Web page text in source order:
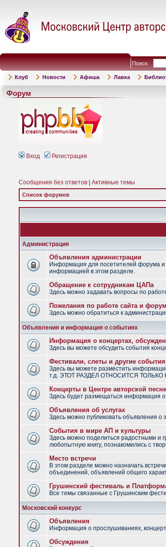
Поиск:
Клуб Новости Афиша Лавка
Форум
Вход Регистрация
Сообщения без ответов Активные темы
Список форумов
Администрация
Объявления администрации
Информация для посетителей форума и
информацией в этом разделе.
Обращение к сотрудникам ЦАПа
Здесь можно задавать вопросы по
Пожелания по работе сайта и
Здесь можно обратиться к
Объявления и информация о событиях
Информация о концертах,
Здесь вы можете обсудить события
Фестивали, слеты и другие
Здесь вы можете разместить
т.д. ЭТОТ РАЗДЕЛ ОТНОСИТСЯ ТОЛЬКО
Концерты в Центре авторской
Здесь будет размещаться информация
Объявления об услугах
Здесь можно публиковать объявления о
События в мире АП и культуры
Здесь можно поделиться радостными и
любопытную книгу, познакомились с
Место встречи
В этом разделе можно назначать
объединений, объявлений общего
Грушинский фестиваль и
Все темы связанные с Грушинским
Московский конкурс
Объявления
Информация о прослушиваниях,
Обсуждения